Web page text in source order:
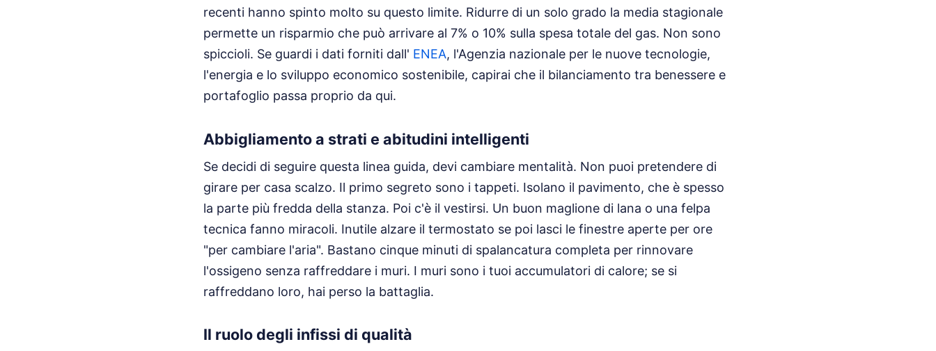
recenti hanno spinto molto su questo limite. Ridurre di un solo grado la media stagionale
permette un risparmio che può arrivare al 7% o 10% sulla spesa totale del gas. Non sono
spiccioli. Se guardi i dati forniti dall' ENEA, l'Agenzia nazionale per le nuove tecnologie,
l'energia e lo sviluppo economico sostenibile, capirai che il bilanciamento tra benessere e
portafoglio passa proprio da qui.
Abbigliamento a strati e abitudini intelligenti
Se decidi di seguire questa linea guida, devi cambiare mentalità. Non puoi pretendere di
girare per casa scalzo. Il primo segreto sono i tappeti. Isolano il pavimento, che è spesso
la parte più fredda della stanza. Poi c'è il vestirsi. Un buon maglione di lana o una felpa
tecnica fanno miracoli. Inutile alzare il termostato se poi lasci le finestre aperte per ore
"per cambiare l'aria". Bastano cinque minuti di spalancatura completa per rinnovare
l'ossigeno senza raffreddare i muri. I muri sono i tuoi accumulatori di calore; se si
raffreddano loro, hai perso la battaglia.
Il ruolo degli infissi di qualità